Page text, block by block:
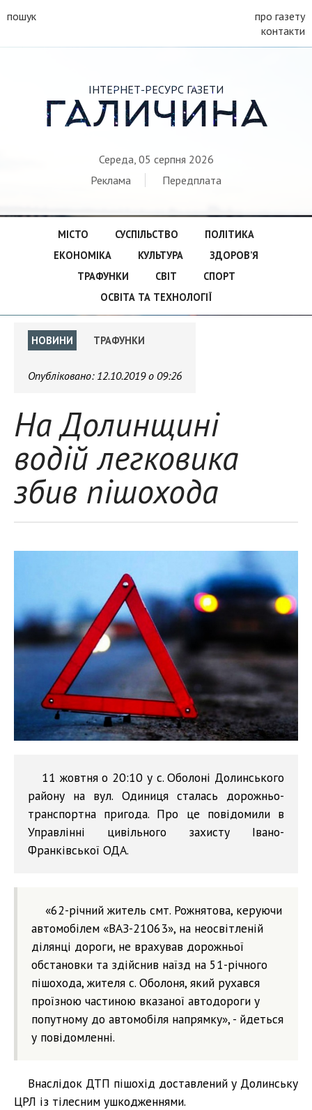
пошук
про газету
контакти
ІНТЕРНЕТ-РЕСУРС ГАЗЕТИ
ГАЛИЧИНА
Середа, 05 серпня 2026
Реклама
Передплата
МІСТО СУСПІЛЬСТВО
ПОЛІТИКА
ЕКОНОМІКА
КУЛЬТУРА
ЗДОРОВ’Я
ТРАФУНКИ
СВІТ
СПОРТ
ОСВІТА ТА ТЕХНОЛОГІЇ
НОВИНИ ТРАФУНКИ
Опубліковано: 12.10.2019 о 09:26
На Долинщині
водій легковика
збив пішохода
11 жовтня о 20:10 у с. Оболоні Долинського
району на вул. Одиниця сталась дорожньо-
транспортна пригода. Про це повідомили в
Управлінні цивільного захисту Івано-
Франківської ОДА.
«62-річний житель смт. Рожнятова, керуючи
автомобілем «ВАЗ-21063», на неосвітленій
ділянці дороги, не врахував дорожньої
обстановки та здійснив наїзд на 51-річного
пішохода, жителя с. Оболоня, який рухався
проїзною частиною вказаної автодороги у
попутному до автомобіля напрямку», - йдеться
у повідомленні.
Внаслідок ДТП пішохід доставлений у Долинську
ЦРЛ із тілесним ушкодженнями.